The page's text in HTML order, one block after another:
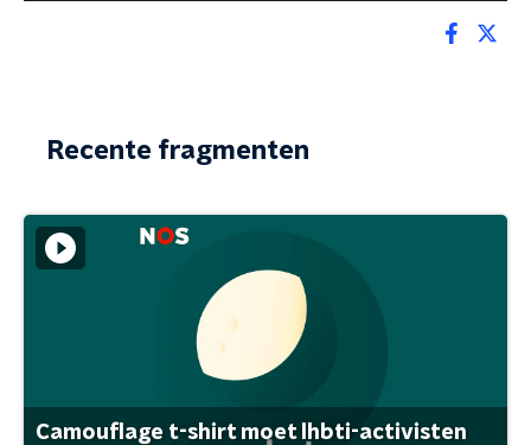
Recente fragmenten
Camouflage t-shirt moet lhbti-activisten